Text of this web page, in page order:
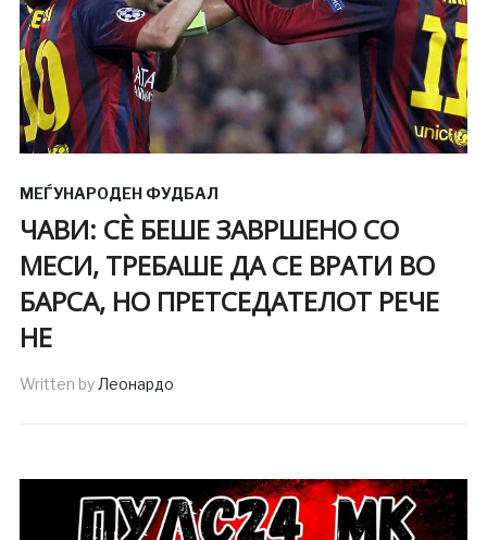
МЕЃУНАРОДЕН ФУДБАЛ
ЧАВИ: СÈ БЕШЕ ЗАВРШЕНО СО
МЕСИ, ТРЕБАШЕ ДА СЕ ВРАТИ ВО
БАРСА, НО ПРЕТСЕДАТЕЛОТ РЕЧЕ
НЕ
Written byЛеонардо